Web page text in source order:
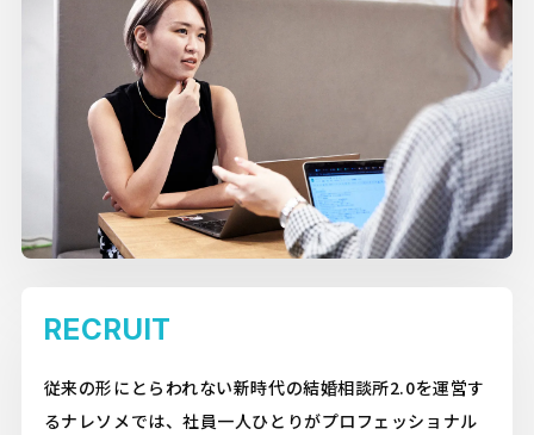
RECRUIT
従来の形にとらわれない新時代の結婚相談所2.0を運営す
るナレソメでは、社員一人ひとりがプロフェッショナル